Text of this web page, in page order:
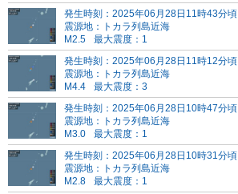
発生時刻：2025年06月28日11時43分頃
震源地：トカラ列島近海
M2.5
最大震度：1
発生時刻：2025年06月28日11時12分頃
震源地：トカラ列島近海
M4.4
最大震度：3
発生時刻：2025年06月28日10時47分頃
震源地：トカラ列島近海
M3.0
最大震度：1
発生時刻：2025年06月28日10時31分頃
震源地：トカラ列島近海
M2.8
最大震度：1